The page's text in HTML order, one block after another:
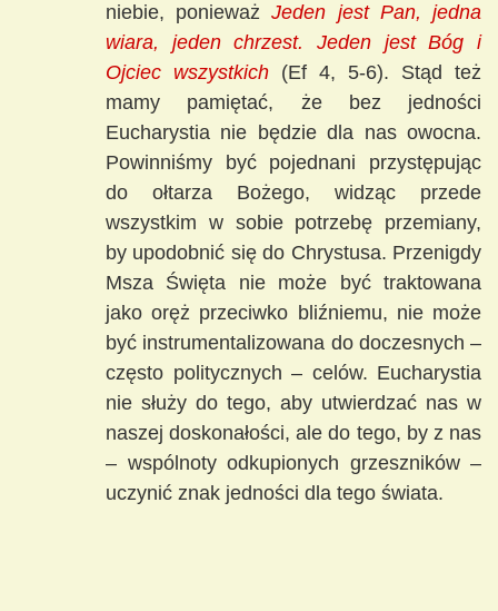
niebie, ponieważJeden jest Pan, jedna
wiara, jeden chrzest. Jeden jest Bóg i
Ojciec wszystkich (Ef 4, 5-6). Stąd też
mamy pamiętać, że bez jedności
Eucharystia nie będzie dla nas owocna.
Powinniśmy być pojednani przystępując
do ołtarza Bożego, widząc przede
wszystkim w sobie potrzebę przemiany,
by upodobnić się do Chrystusa. Przenigdy
Msza Święta nie może być traktowana
jako oręż przeciwko bliźniemu, nie może
być instrumentalizowana do doczesnych –
często politycznych – celów. Eucharystia
nie służy do tego, aby utwierdzać nas w
naszej doskonałości, ale do tego, by z nas
– wspólnoty odkupionych grzeszników –
uczynić znak jedności dla tego świata.